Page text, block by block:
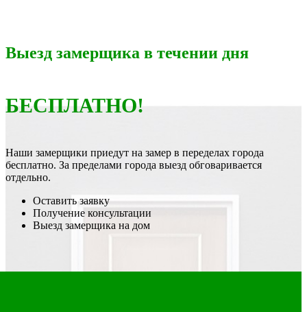
Выезд замерщика в течении дня
БЕСПЛАТНО!
Наши замерщики приедут на замер в переделах города
бесплатно. За пределами города выезд обговаривается
отдельно.
Оставить заявку
Получение консультации
Выезд замерщика на дом